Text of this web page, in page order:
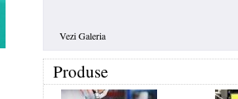
Vezi Galeria
Produse